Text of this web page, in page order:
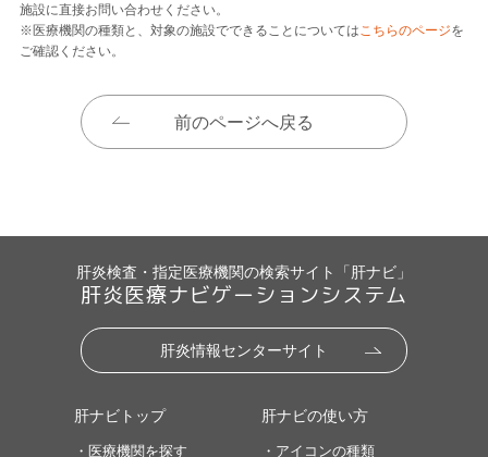
施設に直接お問い合わせください。
※医療機関の種類と、対象の施設でできることについてはこちらのページを
ご確認ください。
前のページへ戻る
肝炎検査・指定医療機関の検索サイト「肝ナビ」
肝炎医療ナビゲーションシステム
肝炎情報センターサイト
肝ナビトップ
・医療機関を探す
肝ナビの使い方
・アイコンの種類